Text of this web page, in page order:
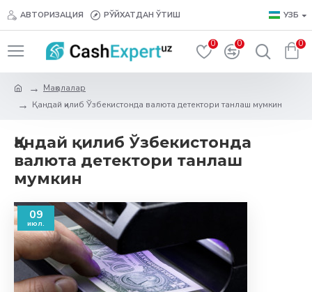
АВТОРИЗАЦИЯ РЎЙХАТДАН ЎТИШ УЗБ
0 0 0
Мақолалар
Қандай қилиб Ўзбекистонда валюта детектори танлаш мумкин
Қандай қилиб Ўзбекистонда
валюта детектори танлаш
мумкин
09
июл.